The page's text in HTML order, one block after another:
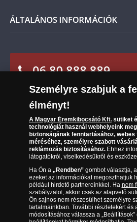
Ügyfélszolgálat
Leiratkozás a hírlevélről
ÁLTALÁNOS INFORMÁCIÓK
Sütik (cookies) használata
Süti (cookies)Beállítások
Társaságunkról
Az érmék és érmek ára és értéke
Gyakran ismételt kérdések
Adatkezelés
06 80 888 889
(díjmentesen hívható hétfőtől
óra között, péntekenként 9.00 és
Személyre szabjuk a
élményt!
A Magyar Éremkibocsátó Kft.sütiket
technológiát használ webhelyeink
biztonságának fenntartásához,
méréséhez, személyre szabott
reklámozás biztosításához.Ehhez
látogatókról, viselkedésükről és
Ha Ön a „Rendben”gombot választja,
ezeket az információkat megoszthatjuk
például hirdető partnereinkkel. Ha nem
szabályzatot, akkor csak az alapvető
Ön sajnos nem részesülhet személyre
tartalmainkban. További részletekért és
módosításához válassza a „Beállítások”